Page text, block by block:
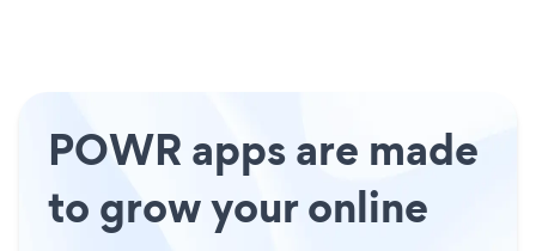
POWR apps are made
to grow your online